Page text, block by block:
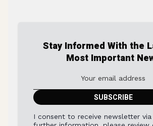
Stay Informed With the
Most Important
I consent to receive newsletter